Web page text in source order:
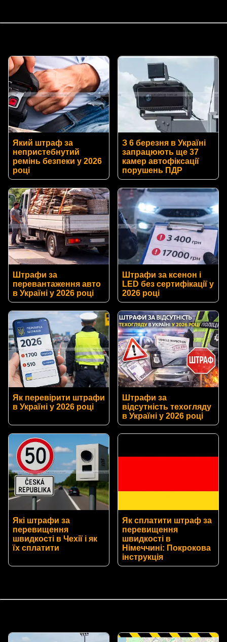
Який штраф за
непристебнутий
ремінь безпеки у 2026
році
З 6 березня в Україні
запрацюють ще 37
камер автофіксації
порушень ПДР
Штрафи за
перевантаження авто
в Україні у 2026 році
Штрафи за ксенон і
LED без сертифікації у
2026 році
Як перевірити штрафи
в Україні у 2026 році
Штрафи за
відсутність техогляду
в Україні у 2026 році
Які штрафи за
перевищення
швидкості в Чехії і як
їх сплатити
Як сплатити штраф за
перевищення
швидкості в
Німеччині: Покрокова
інструкція